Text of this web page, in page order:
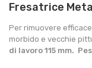
Fresatrice
Per rimuovere
morbido e vecchie
di lavoro 115 mm.